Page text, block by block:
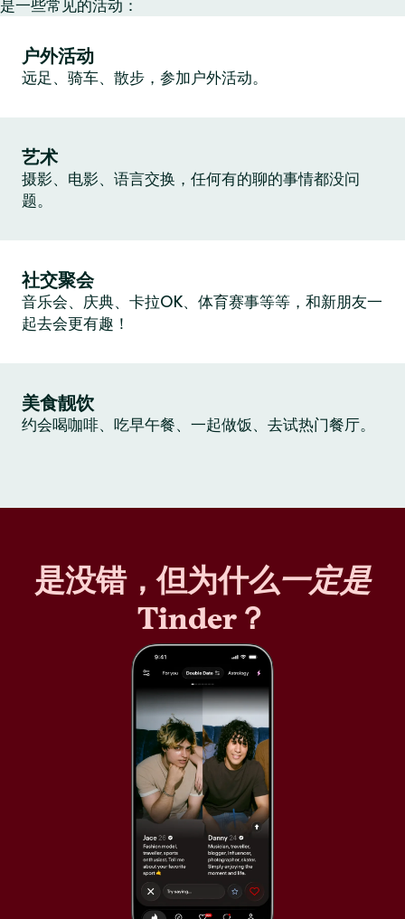
是一些常见的活动：
户外活动
远足、骑车、散步，参加户外活动。
艺术
摄影、电影、语言交换，任何有的聊的事情都没问
题。
社交聚会
音乐会、庆典、卡拉OK、体育赛事等等，和新朋友一
起去会更有趣！
美食靓饮
约会喝咖啡、吃早午餐、一起做饭、去试热门餐厅。
是没错，但为什么一定是
Tinder？